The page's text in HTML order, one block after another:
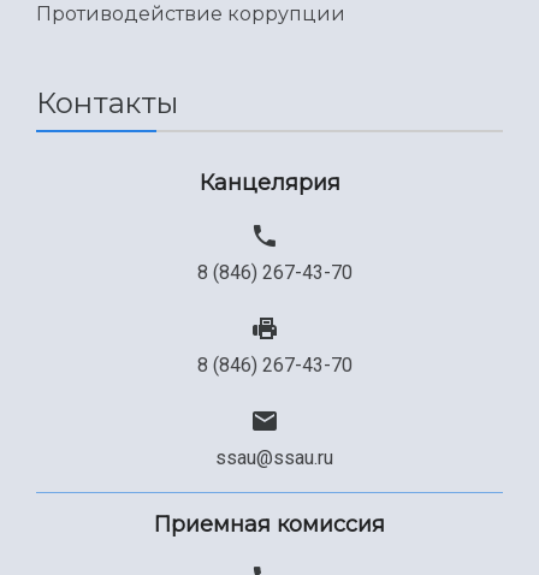
Противодействие коррупции
Контакты
Канцелярия
8 (846) 267-43-70
8 (846) 267-43-70
ssau@ssau.ru
Приемная комиссия